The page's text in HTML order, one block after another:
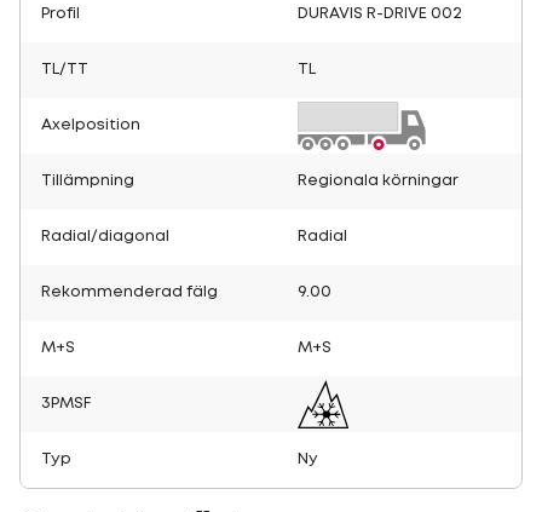
Profil DURAVIS R-DRIVE 002
TL/TT
Axelposition
Tillämpning Regionala körningar
Radial/diagonal Radial
Rekommenderad fälg 9.00
M+S M+S
3PMSF
Typ Ny